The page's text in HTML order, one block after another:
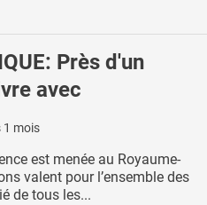
Près d'un
avec
1 mois
est menée au Royaume-
valent pour l’ensemble des
de tous les...